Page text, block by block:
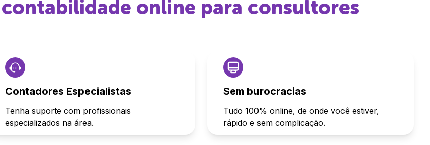
online para consultores
Contadores Especialistas
Tenha suporte com profissionais
especializados na área.
Sem burocracias
Tudo 100% online, de onde você estiver,
rápido e sem complicação.